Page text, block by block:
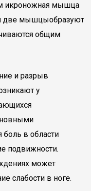
икроножная мышца
две мышцыобразуют
общим
и разрыв
у
в области
подвижности.
может
слабости в ноге.